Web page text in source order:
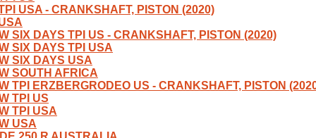
USA - CRANKSHAFT, PISTON (2020)
SIX DAYS TPI US - CRANKSHAFT, PISTON (2020)
SIX DAYS TPI USA
SIX DAYS USA
SOUTH AFRICA
TPI ERZBERGRODEO US - CRANKSHAFT, PISTON
TPI US
TPI USA
USA